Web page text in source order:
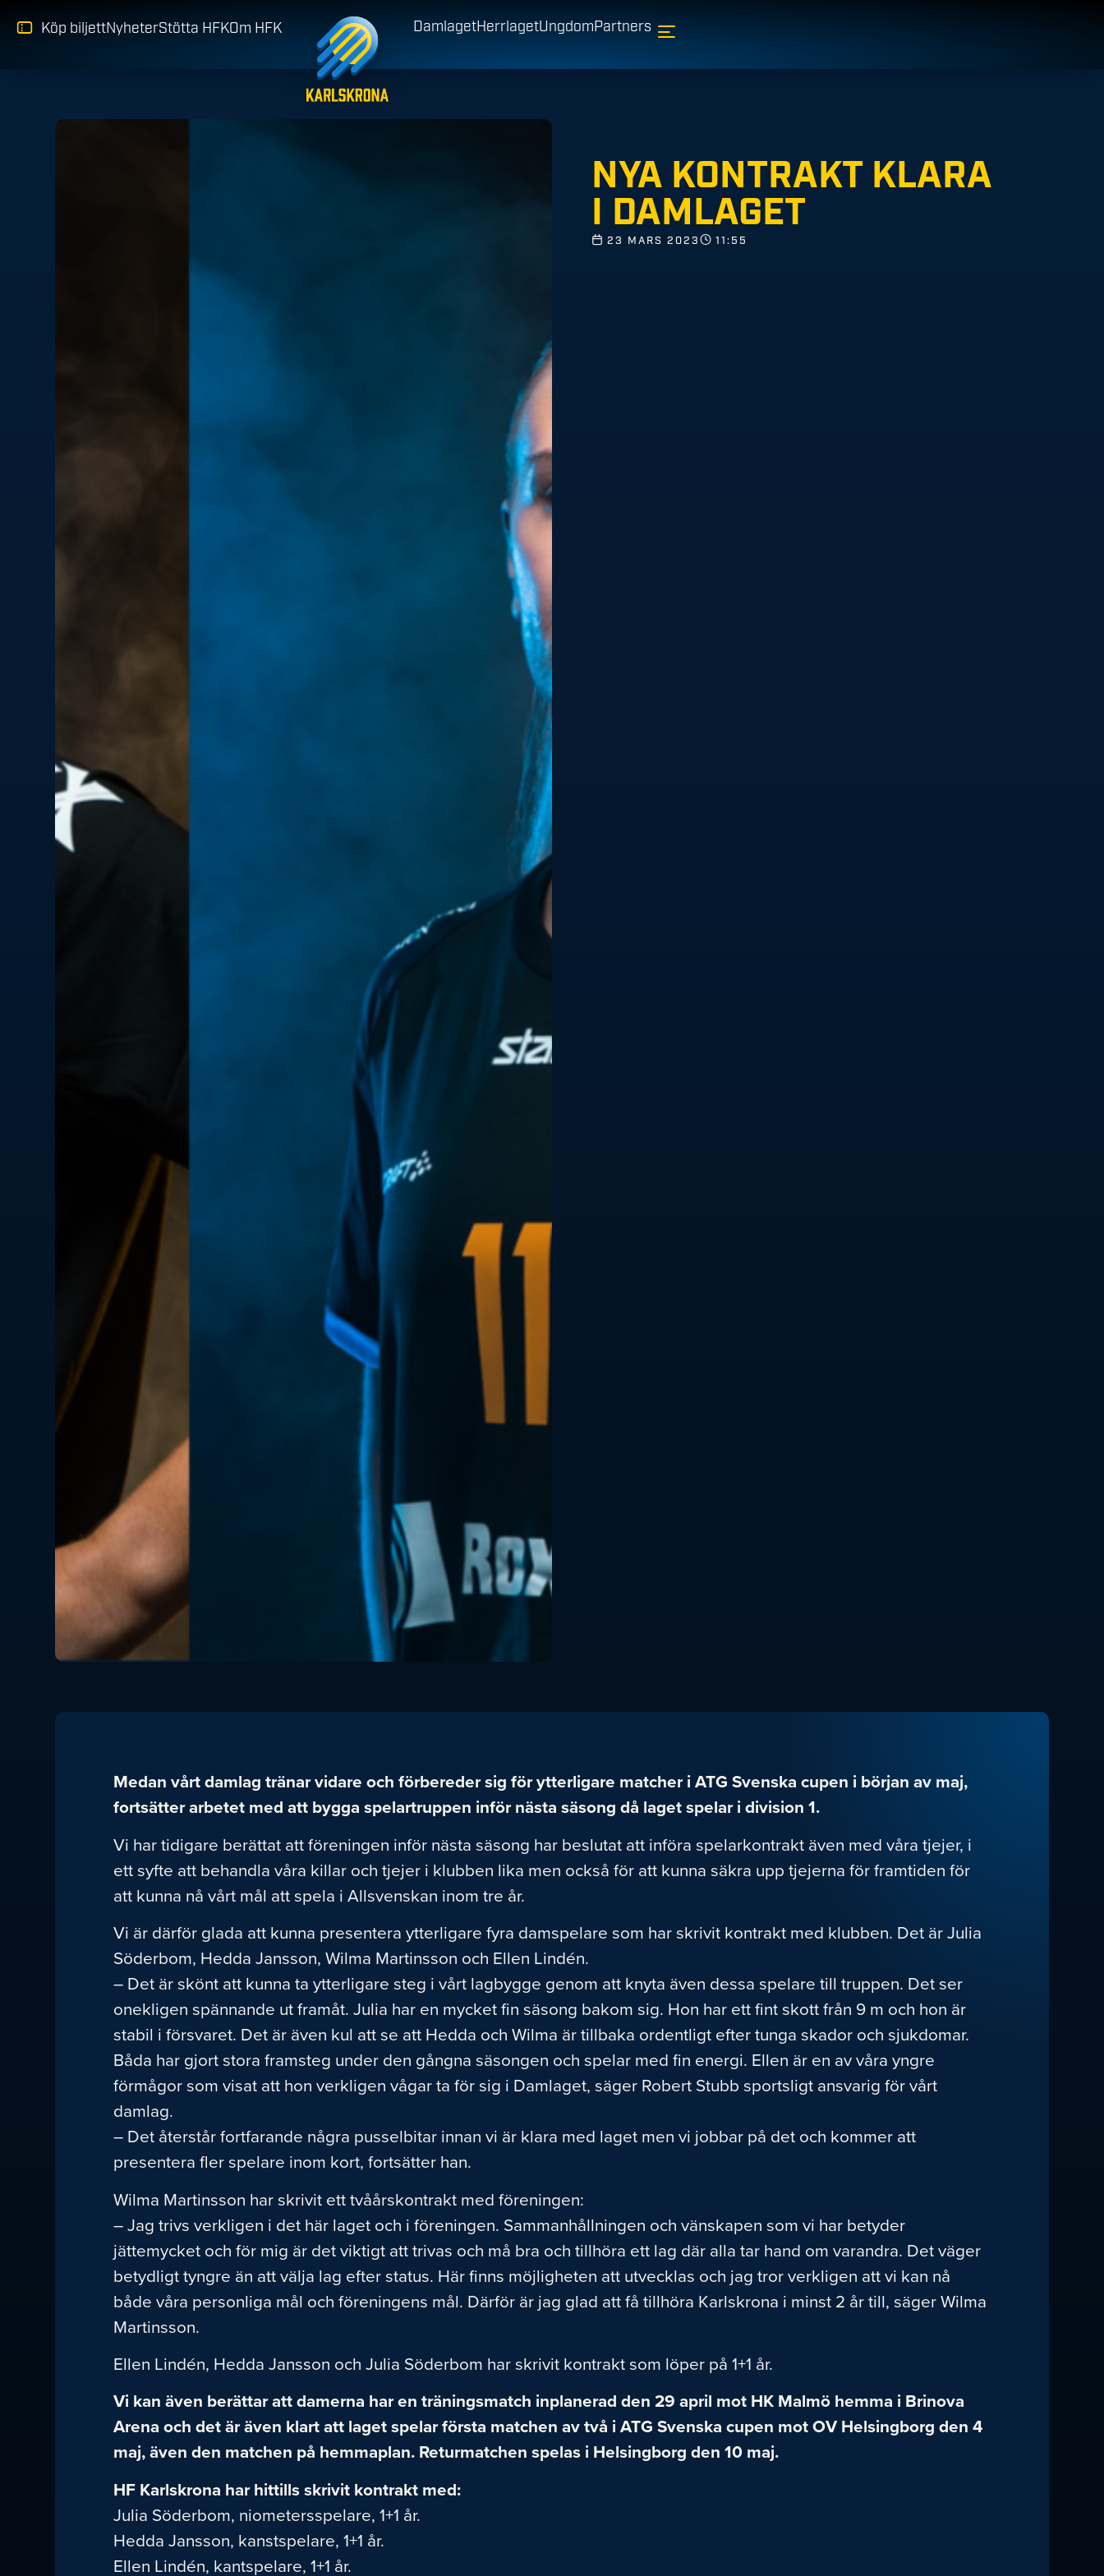
Köp biljettNyheterStötta HFKOm HFK DamlagetHerrlagetUngdomPartners
NYA KONTRAKT KLARA
I DAMLAGET
23 MARS 2023 11:55
Medan vårt damlag tränar vidare och förbereder sig för ytterligare matcher i ATG Svenska cupen i början av maj,
fortsätter arbetet med att bygga spelartruppen inför nästa säsong då laget spelar i division 1.
Vi har tidigare berättat att föreningen inför nästa säsong har beslutat att införa spelarkontrakt även med våra tjejer, i
ett syfte att behandla våra killar och tjejer i klubben lika men också för att kunna säkra upp tjejerna för framtiden för
att kunna nå vårt mål att spela i Allsvenskan inom tre år.
Vi är därför glada att kunna presentera ytterligare fyra damspelare som har skrivit kontrakt med klubben. Det är Julia
Söderbom, Hedda Jansson, Wilma Martinsson och Ellen Lindén.
– Det är skönt att kunna ta ytterligare steg i vårt lagbygge genom att knyta även dessa spelare till truppen. Det ser
onekligen spännande ut framåt. Julia har en mycket fin säsong bakom sig. Hon har ett fint skott från 9 m och hon är
stabil i försvaret. Det är även kul att se att Hedda och Wilma är tillbaka ordentligt efter tunga skador och sjukdomar.
Båda har gjort stora framsteg under den gångna säsongen och spelar med fin energi. Ellen är en av våra yngre
förmågor som visat att hon verkligen vågar ta för sig i Damlaget, säger Robert Stubb sportsligt ansvarig för vårt
damlag.
– Det återstår fortfarande några pusselbitar innan vi är klara med laget men vi jobbar på det och kommer att
presentera fler spelare inom kort, fortsätter han.
Wilma Martinsson har skrivit ett tvåårskontrakt med föreningen:
– Jag trivs verkligen i det här laget och i föreningen. Sammanhållningen och vänskapen som vi har betyder
jättemycket och för mig är det viktigt att trivas och må bra och tillhöra ett lag där alla tar hand om varandra. Det väger
betydligt tyngre än att välja lag efter status. Här finns möjligheten att utvecklas och jag tror verkligen att vi kan nå
både våra personliga mål och föreningens mål. Därför är jag glad att få tillhöra Karlskrona i minst 2 år till, säger Wilma
Martinsson.
Ellen Lindén, Hedda Jansson och Julia Söderbom har skrivit kontrakt som löper på 1+1 år.
Vi kan även berättar att damerna har en träningsmatch inplanerad den 29 april mot HK Malmö hemma i Brinova
Arena och det är även klart att laget spelar första matchen av två i ATG Svenska cupen mot OV Helsingborg den 4
maj, även den matchen på hemmaplan. Returmatchen spelas i Helsingborg den 10 maj.
HF Karlskrona har hittills skrivit kontrakt med:
Julia Söderbom, niometersspelare, 1+1 år.
Hedda Jansson, kanstspelare, 1+1 år.
Ellen Lindén, kantspelare, 1+1 år.